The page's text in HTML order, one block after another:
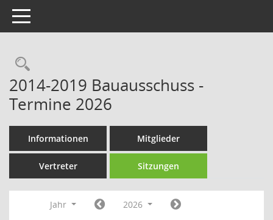
Toggle navigation
Rechercheauswahl
2014-2019 Bauausschuss -
Termine 2026
Informationen Mitglieder
Vertreter Sitzungen
Jahr
2026